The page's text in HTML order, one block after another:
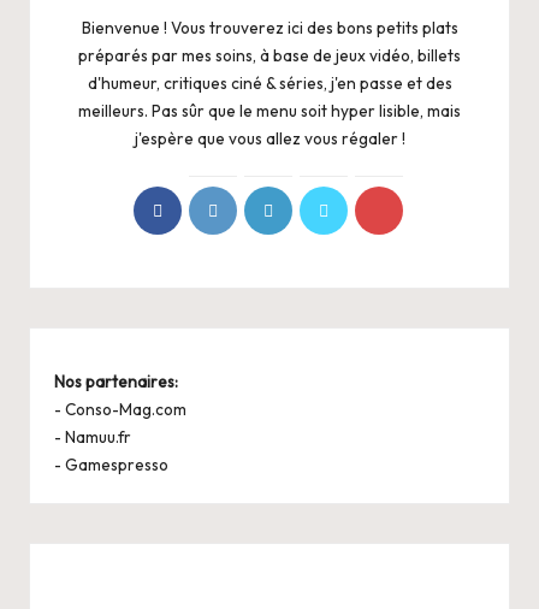
Bienvenue ! Vous trouverez ici des bons petits plats
préparés par mes soins, à base de jeux vidéo, billets
d'humeur, critiques ciné & séries, j'en passe et des
meilleurs. Pas sûr que le menu soit hyper lisible, mais
j'espère que vous allez vous régaler !
Nos partenaires:
- Conso-Mag.com
- Namuu.fr
- Gamespresso